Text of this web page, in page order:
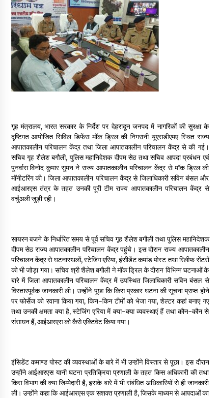
May 16, 2022
Thought Of The Day 14 May
May 14, 2022
Thought Of The Day 13 May
May 13, 2022
Thought Of The Day 12 May
May 12, 2022
Thought Of The Day 11 May
May 11, 2022
Thought Of The Day 9 May
May 9, 2022
गृह मंत्रालय, भारत सरकार के निर्देश पर देहरादून जनपद में नागरिकों की सुरक्षा के
दृष्टिगत आयोजित सिविल डिफेंस मॉक ड्रिल की निगरानी यूएसडीएमए स्थित राज्य
आपातकालीन परिचालन केंद्र तथा जिला आपातकालीन परिचालन केंद्र से की गई।
सचिव गृह शैलेश बगौली, पुलिस महानिदेशक दीपम सेठ तथा सचिव आपदा प्रबंधन एवं
पुनर्वास विनोद कुमार सुमन ने राज्य आपातकालीन परिचालन केंद्र से मॉक ड्रिल की
मॉनीटरिंग की। जिला आपातकालीन परिचालन केंद्र से जिलाधिकारी सविन बंसल और
आईआरएस तंत्र के तहत उनकी पूरी टीम राज्य आपातकालीन परिचालन केंद्र से
वर्चुअली जुड़ी रही।
सायरन बजने के निर्धारित समय से पूर्व सचिव गृह शैलेश बगौली तथा पुलिस महानिदेशक
दीपम सेठ राज्य आपातकालीन परिचालन केंद्र पहुंचे। इस दौरान राज्य आपातकालीन
परिचालन केंद्र से घटनास्थलों, स्टेजिंग एरिया, इंसीडेंट कमांड पोस्ट तथा रिलीफ सेंटरों
को भी जोड़ा गया। सचिव श्री शैलेश बगौली ने मॉक ड्रिल के दौरान विभिन्न घटनाओं के
बारे में जिला आपातकालीन परिचालन केंद्र में उपस्थित जिलाधिकारी सविन बंसल से
विस्तारपूर्वक जानकारी ली। उन्होंने पूछा कि किस प्रकार घटना की सूचना प्राप्त होने
पर फोर्सेज को रवाना किया गया, किन-किन टीमों को भेजा गया, शेल्टर कहां बनाए गए
तथा उनकी क्षमता क्या है, स्टेजिंग एरिया में क्या-क्या व्यवस्थाएं हैं तथा कौन-कौन से
संसाधन हैं, आईआरएस को कैसे एक्टिवेट किया गया।
इंसिडेंट कमाण्ड पोस्ट की व्यवस्थाओं के बारे में भी उन्होंने विस्तार से पूछा। इस दौरान
उन्होंने आईआरएस यानी घटना प्रतिक्रिया प्रणाली के तहत किस अधिकारी की तथा
किस विभाग की क्या जिम्मेदारी है, इसके बारे में भी संबंधित अधिकारियों से ही जानकारी
ली। उन्होंने कहा कि आईआरएस एक सशक्त प्रणाली है, जिसके माध्यम से आपदाओं का